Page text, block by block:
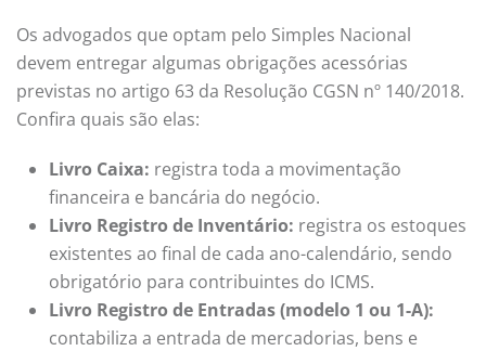
Os advogados que optam pelo Simples Nacional
devem entregar algumas obrigações acessórias
previstas no artigo 63 da Resolução CGSN nº 140/2018.
Confira quais são elas:
Livro Caixa: registra toda a movimentação
financeira e bancária do negócio.
Livro Registro de Inventário: registra os estoques
existentes ao final de cada ano-calendário, sendo
obrigatório para contribuintes do ICMS.
Livro Registro de Entradas (modelo 1 ou 1-A):
contabiliza a entrada de mercadorias, bens e